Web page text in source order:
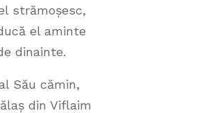
strămoșesc,
el aminte
dinainte.
Său cămin,
din Viflaim